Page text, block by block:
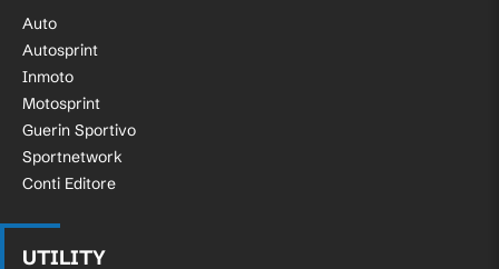
Auto
Autosprint
Inmoto
Motosprint
Guerin Sportivo
Sportnetwork
Conti Editore
UTILITY